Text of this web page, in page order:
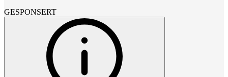
GESPONSERT